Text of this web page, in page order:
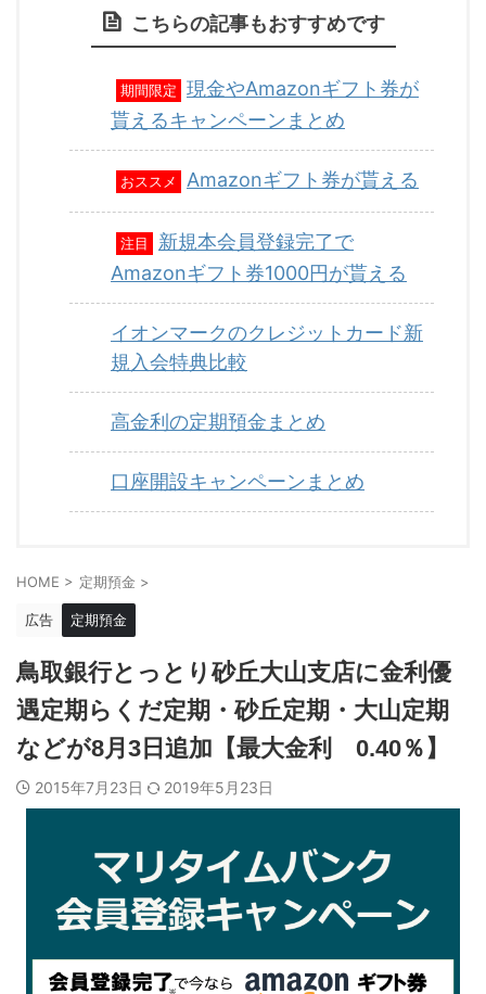
こちらの記事もおすすめです
期間限定
現金やAmazonギフト券が
貰えるキャンペーンまとめ
おススメ Amazonギフト券が貰える
注目
新規本会員登録完了で
Amazonギフト券1000円が貰える
イオンマークのクレジットカード新
規入会特典比較
高金利の定期預金まとめ
口座開設キャンペーンまとめ
HOME > 定期預金 >
広告 定期預金
鳥取銀行とっとり砂丘大山支店に金利優
遇定期らくだ定期・砂丘定期・大山定期
などが8月3日追加【最大金利 0.40％】
2015年7月23日 2019年5月23日